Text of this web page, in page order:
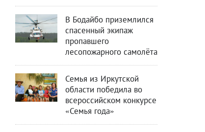
В Бодайбо приземлился
спасенный экипаж
пропавшего
лесопожарного самолёта
Семья из Иркутской
области победила во
всероссийском конкурсе
«Семья года»